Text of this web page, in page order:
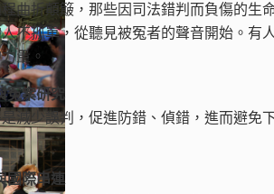
曲折顛簸，那些因司法錯判而負傷的生
不孤單，從聽見被冤者的聲音開始。有
量。
冤案研究
減少誤判，促進防錯、偵錯，進而避免
國際串連